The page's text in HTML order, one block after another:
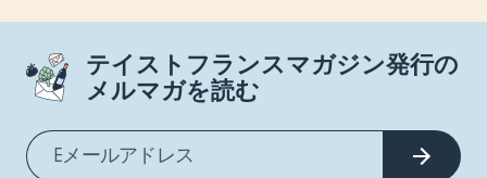
テイストフランスマガジン発行の
メルマガを読む